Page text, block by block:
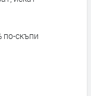
по-скъпи